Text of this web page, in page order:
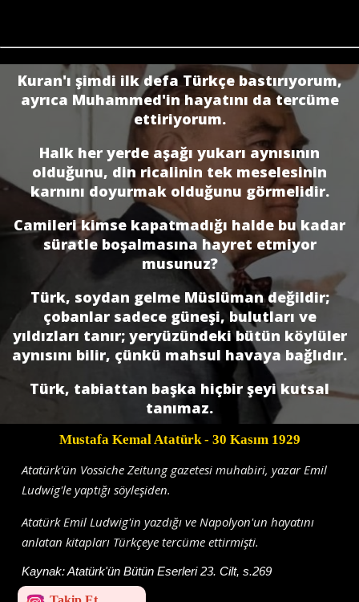
Kuran'ı şimdi ilk defa Türkçe bastırıyorum,
ayrıca Muhammed'in hayatını da tercüme
ettiriyorum.
Halk her yerde aşağı yukarı aynısının
olduğunu, din ricalinin tek meselesinin
karnını doyurmak olduğunu görmelidir.
Camileri kimse kapatmadığı halde bu kadar
süratle boşalmasına hayret etmiyor
musunuz?
Türk, soydan gelme Müslüman değildir;
çobanlar sadece güneşi, bulutları ve
yıldızları tanır; yeryüzündeki bütün köylüler
aynısını bilir, çünkü mahsul havaya bağlıdır.
Türk, tabiattan başka hiçbir şeyi kutsal
tanımaz.
Mustafa Kemal Atatürk- 30 Kasım 1929
Atatürk'ün Vossiche Zeitung gazetesi muhabiri, yazar Emil
Ludwig'le yaptığı söyleşiden.
Atatürk Emil Ludwig'in yazdığı ve Napolyon'un hayatını
anlatan kitapları Türkçeye tercüme ettirmişti.
Kaynak:Atatürk'ün Bütün Eserleri 23. Cilt, s.269